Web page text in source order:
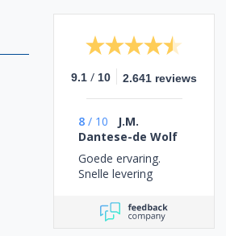
9.1 / 10 2.641 reviews
8 / 10
J.M.
Dantese-de Wolf
Goede ervaring.
Snelle levering